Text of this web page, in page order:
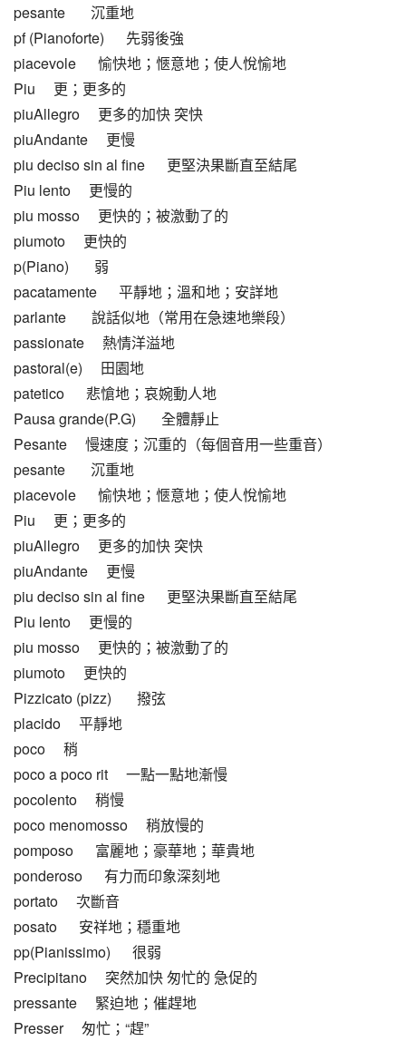
pesante       沉重地
pf (Pianoforte)      先弱後強
piacevole      愉快地；愜意地；使人悅愉地
Piu     更；更多的
piuAllegro     更多的加快 突快
piuAndante     更慢
piu deciso sin al fine      更堅決果斷直至結尾
Piu lento     更慢的
piu mosso     更快的；被激動了的
piumoto     更快的
p(Piano)       弱
pacatamente      平靜地；溫和地；安詳地
parlante       說話似地（常用在急速地樂段）
passionate     熱情洋溢地
pastoral(e)     田園地
patetico      悲愴地；哀婉動人地
Pausa grande(P.G)       全體靜止
Pesante     慢速度；沉重的（每個音用一些重音）
pesante       沉重地
piacevole      愉快地；愜意地；使人悅愉地
Piu     更；更多的
piuAllegro     更多的加快 突快
piuAndante     更慢
piu deciso sin al fine      更堅決果斷直至結尾
Piu lento     更慢的
piu mosso     更快的；被激動了的
piumoto     更快的
Pizzicato (pizz)       撥弦
placido     平靜地
poco     稍
poco a poco rit     一點一點地漸慢
pocolento     稍慢
poco menomosso     稍放慢的
pomposo      富麗地；豪華地；華貴地
ponderoso      有力而印象深刻地
portato     次斷音
posato      安祥地；穩重地
pp(Pianissimo)      很弱
Precipitano     突然加快 匆忙的 急促的
pressante     緊迫地；催趕地
Presser     匆忙；“趕”